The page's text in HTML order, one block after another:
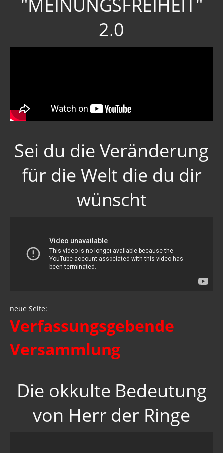
"MEINUNGSFREIHEIT"
2.0
Sei du die Veränderung
für die Welt die du dir
wünscht
neue Seite:
Verfassungsgebende
Versammlung
Die okkulte Bedeutung
von Herr der Ringe